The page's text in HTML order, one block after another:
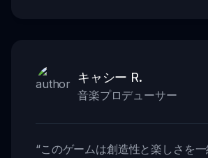
キャシー R.
音楽プロデューサー
“このゲームは創造性と楽しさを